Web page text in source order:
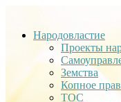
Народовластие
Проекты
Земства
Копное
ТОС